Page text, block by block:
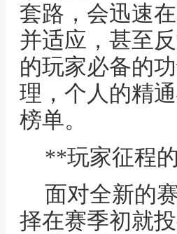
套路，会迅速
并适应，甚至
的玩家必备的
理，个人的精
榜单。
**玩家征程
面对全新的
择在赛季初就